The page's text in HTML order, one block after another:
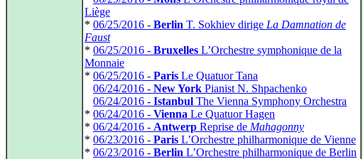
Liège
* 06/25/2016 - Berlin T. Sokhiev dirige La Damnation de
Faust
* 06/25/2016 - Bruxelles L’Orchestre symphonique de la
Monnaie
* 06/25/2016 - Paris Le Quatuor Tana
06/24/2016 - New York Pianist N. Shpachenko
06/24/2016 - Istanbul The Vienna Symphony Orchestra
* 06/24/2016 - Vienna Le Quatuor Hagen
* 06/24/2016 - Antwerp Reprise de Mahagonny
* 06/23/2016 - Paris L’Orchestre philharmonique de Vienne
* 06/23/2016 - Berlin L’Orchestre philharmonique de Berlin